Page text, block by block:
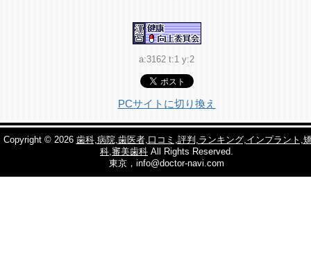
a:3162 t:1 y:2
PCサイトに切り換え
Copyright © 2026 歯科,病院,歯医者,口コミ,評判,ランキング,インプラント,
科,審美歯科 All Rights Reserved.
東京，info@doctor-navi.com